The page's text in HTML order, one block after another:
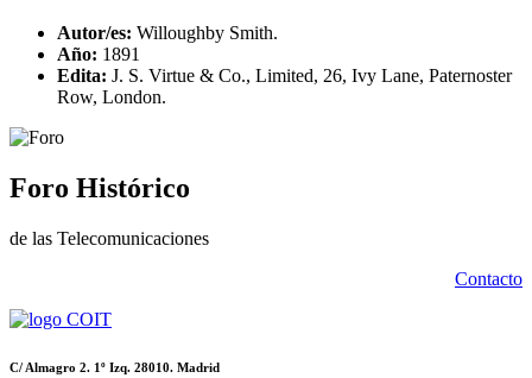
Autor/es: Willoughby Smith.
Año: 1891
Edita: J. S. Virtue & Co., Limited, 26, Ivy Lane, Paternoster
Row, London.
Foro Histórico
de las Telecomunicaciones
Contacto
C/ Almagro 2. 1º Izq. 28010. Madrid